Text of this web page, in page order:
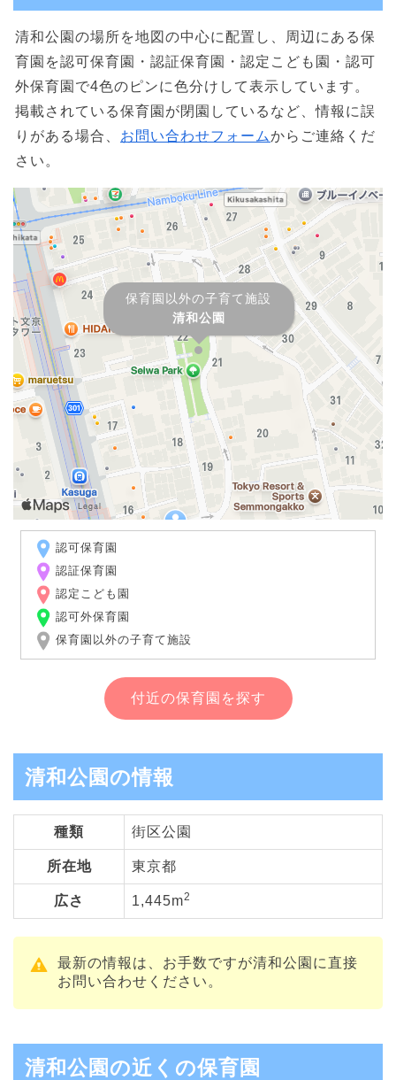
清和公園の場所を地図の中心に配置し、周辺にある保
育園を認可保育園・認証保育園・認定こども園・認可
外保育園で4色のピンに色分けして表示しています。
掲載されている保育園が閉園しているなど、情報に誤
りがある場合、 お問い合わせフォームからご連絡くだ
さい。
保育園以外の子育て施設
清和公園
認可保育園
認証保育園
認定こども園
認可外保育園
保育園以外の子育て施設
付近の保育園を探す
清和公園の情報
種類 街区公園
所在地 東京都
広さ 1,445m2
最新の情報は、お手数ですが清和公園に直接
お問い合わせください。
清和公園の近くの保育園